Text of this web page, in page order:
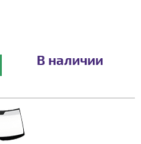
В наличии